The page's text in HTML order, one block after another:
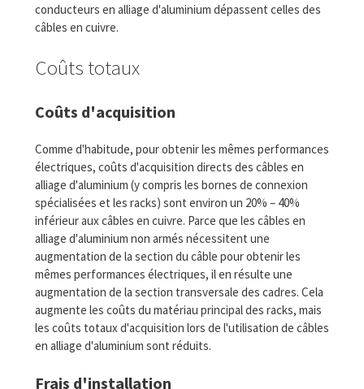
conducteurs en alliage d'aluminium dépassent celles des
câbles en cuivre.
Coûts totaux
Coûts d'acquisition
Comme d'habitude, pour obtenir les mêmes performances
électriques, coûts d'acquisition directs des câbles en
alliage d'aluminium (y compris les bornes de connexion
spécialisées et les racks) sont environ un 20% – 40%
inférieur aux câbles en cuivre. Parce que les câbles en
alliage d'aluminium non armés nécessitent une
augmentation de la section du câble pour obtenir les
mêmes performances électriques, il en résulte une
augmentation de la section transversale des cadres. Cela
augmente les coûts du matériau principal des racks, mais
les coûts totaux d'acquisition lors de l'utilisation de câbles
en alliage d'aluminium sont réduits.
Frais d'installation